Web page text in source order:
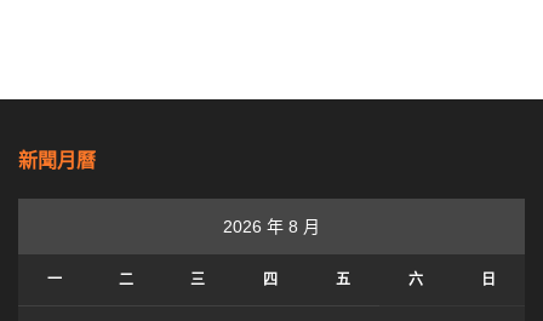
新聞月曆
2026 年 8 月
一 二 三 四 五 六 日